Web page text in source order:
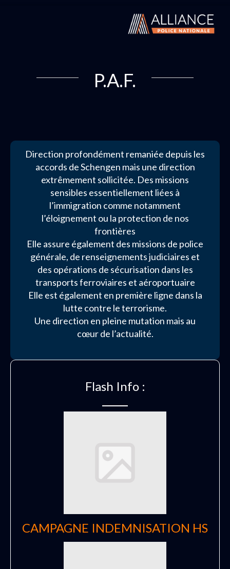
P.A.F.
Direction profondément remaniée depuis les
accords de Schengen mais une direction
extrêmement sollicitée. Des missions
sensibles essentiellement liées à
l’immigration comme notamment
l’éloignement ou la protection de nos
frontières
Elle assure également des missions de police
générale, de renseignements judiciaires et
des opérations de sécurisation dans les
transports ferroviaires et aéroportuaire
Elle est également en première ligne dans la
lutte contre le terrorisme.
Une direction en pleine mutation mais au
cœur de l’actualité.
Flash Info :
CAMPAGNE INDEMNISATION HS